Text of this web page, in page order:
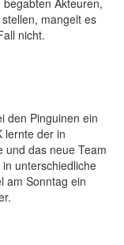
Akteuren,
mangelt es
nicht.
den Pinguinen ein
lernte der in
und das neue Team
unterschiedliche
am Sonntag ein